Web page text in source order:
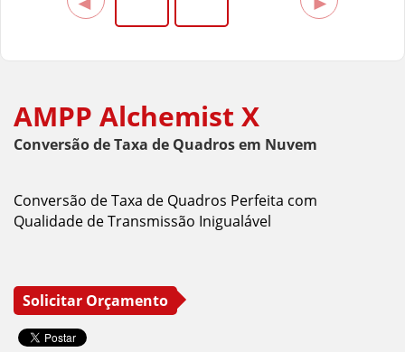
Haivision
Triveni Digital
AMPP Alchemist X
Conversão de Taxa de Quadros em Nuvem
Conversão de Taxa de Quadros Perfeita com
Qualidade de Transmissão Inigualável
Solicitar Orçamento